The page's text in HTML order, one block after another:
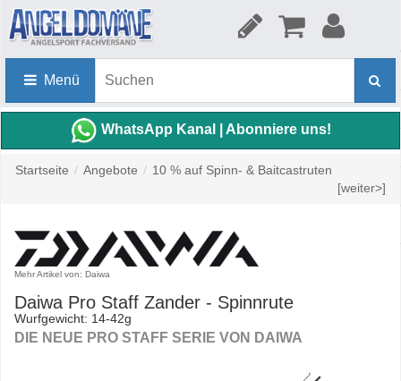
Menü
WhatsApp Kanal | Abonniere uns!
Startseite / Angebote / 10 % auf Spinn- & Baitcastruten
[weiter>]
Mehr Artikel von: Daiwa
Daiwa Pro Staff Zander - Spinnrute
Wurfgewicht: 14-42g
DIE NEUE PRO STAFF SERIE VON DAIWA